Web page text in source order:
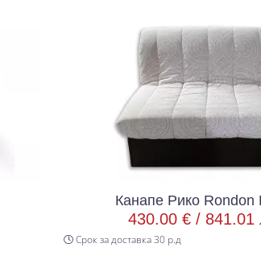
Канапе Рико Rondon Beige
841.01 лв.